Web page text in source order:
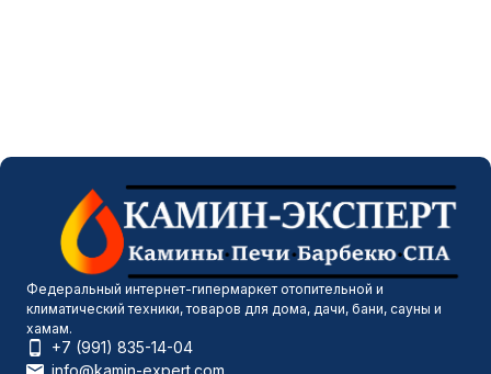
Федеральный интернет-гипермаркет отопительной и
климатический техники, товаров для дома, дачи, бани, сауны и
хамам.
+7 (991) 835-14-04
info@kamin-expert.com